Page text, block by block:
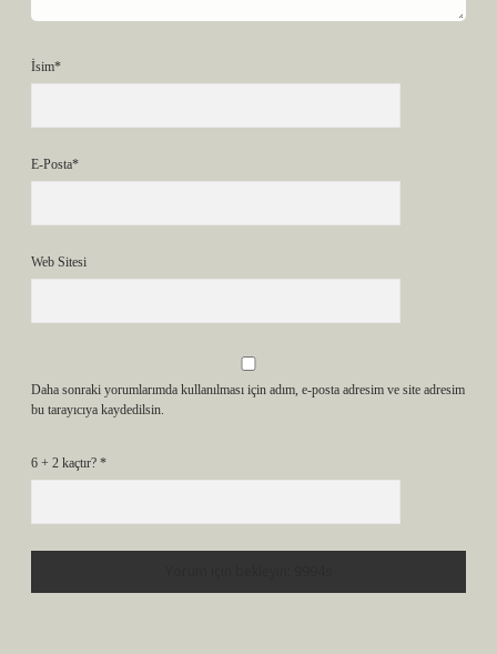
İsim*
E-Posta*
Web Sitesi
Daha sonraki yorumlarımda kullanılması için adım, e-posta adresim ve site adresim
bu tarayıcıya kaydedilsin.
6 + 2 kaçtır? *